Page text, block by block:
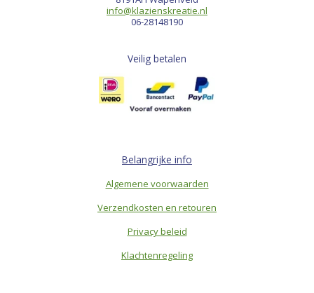
info@klazienskreatie.nl
06-28148190
Veilig betalen
Belangrijke info
Algemene voorwaarden
Verzendkosten en retouren
Privacy beleid
Klachtenregeling